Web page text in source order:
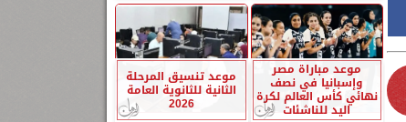
موعد مباراة مصر
وإسبانيا في نصف
نهائي كأس العالم لكرة
اليد للناشئات
موعد تنسيق المرحلة
الثانية للثانوية العامة
2026